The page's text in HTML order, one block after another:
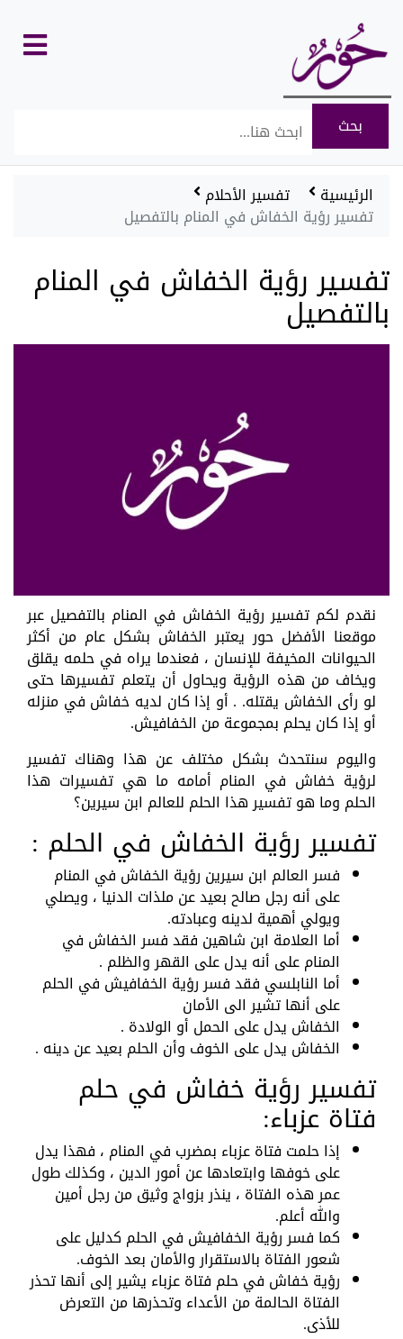
الرئيسية تفسير الأحلام
تفسير رؤية الخفاش في المنام بالتفصيل
تفسير رؤية الخفاش في المنام
بالتفصيل
نقدم لكم تفسير رؤية الخفاش في المنام بالتفصيل عبر
موقعنا الأفضل حور يعتبر الخفاش بشكل عام من أكثر
الحيوانات المخيفة للإنسان ، فعندما يراه في حلمه يقلق
ويخاف من هذه الرؤية ويحاول أن يتعلم تفسيرها حتى
لو رأى الخفاش يقتله. . أو إذا كان لديه خفاش في منزله
أو إذا كان يحلم بمجموعة من الخفافيش.
واليوم سنتحدث بشكل مختلف عن هذا وهناك تفسير
لرؤية خفاش في المنام أمامه ما هي تفسيرات هذا
الحلم وما هو تفسير هذا الحلم للعالم ابن سيرين؟
تفسير رؤية الخفاش في الحلم :
فسر العالم ابن سيرين رؤية الخفاش في المنام
على أنه رجل صالح بعيد عن ملذات الدنيا ، ويصلي
ويولي أهمية لدينه وعبادته.
أما العلامة ابن شاهين فقد فسر الخفاش في
المنام على أنه يدل على القهر والظلم .
أما النابلسي فقد فسر رؤية الخفافيش في الحلم
على أنها تشير الى الأمان
الخفاش يدل على الحمل أو الولادة .
الخفاش يدل على الخوف وأن الحلم بعيد عن دينه .
تفسير رؤية خفاش في حلم
فتاة عزباء:
إذا حلمت فتاة عزباء بمضرب في المنام ، فهذا يدل
على خوفها وابتعادها عن أمور الدين ، وكذلك طول
عمر هذه الفتاة ، ينذر بزواج وثيق من رجل أمين
والله أعلم.
كما فسر رؤية الخفافيش في الحلم كدليل على
شعور الفتاة بالاستقرار والأمان بعد الخوف.
رؤية خفاش في حلم فتاة عزباء يشير إلى أنها تحذر
الفتاة الحالمة من الأعداء وتحذرها من التعرض
للأذى.